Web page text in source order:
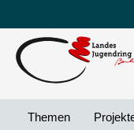
Inhalt
Themen